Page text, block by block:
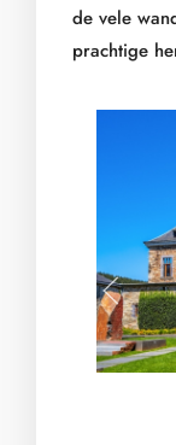
de vele
prachtige